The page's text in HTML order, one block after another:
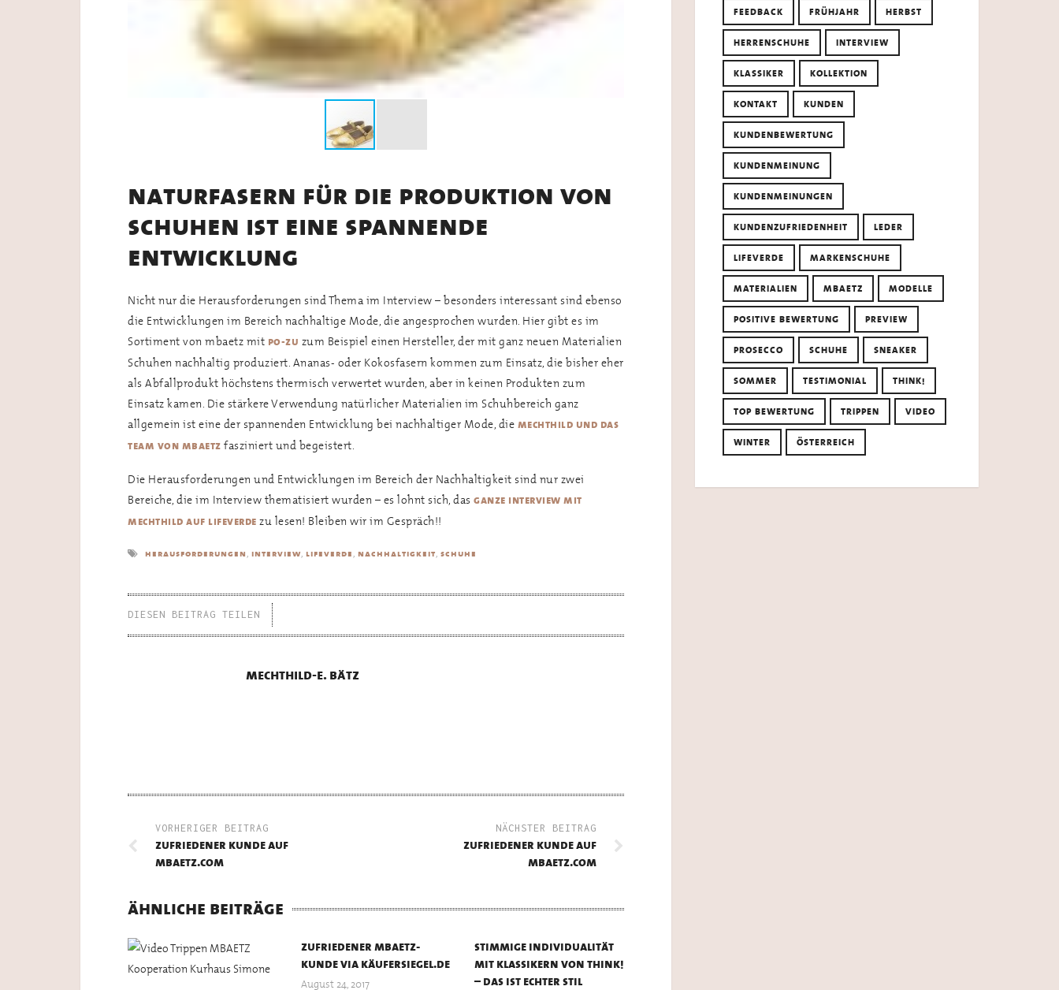
naturfasern für die produktion von
schuhen ist eine spannende
entwicklung
Nicht nur die Herausforderungen sind Thema im Interview – besonders interessant sind ebenso
die Entwicklungen im Bereich nachhaltige Mode, die angesprochen wurden. Hier gibt es im
Sortiment von mbaetz mit po-zu zum Beispiel einen Hersteller, der mit ganz neuen Materialien
Schuhen nachhaltig produziert. Ananas- oder Kokosfasern kommen zum Einsatz, die bisher eher
als Abfallprodukt höchstens thermisch verwertet wurden, aber in keinen Produkten zum
Einsatz kamen. Die stärkere Verwendung natürlicher Materialien im Schuhbereich ganz
allgemein ist eine der spannenden Entwicklung bei nachhaltiger Mode, die mechthild und das
team von mbaetz fasziniert und begeistert.
Die Herausforderungen und Entwicklungen im Bereich der Nachhaltigkeit sind nur zwei
Bereiche, die im Interview thematisiert wurden – es lohnt sich, das ganze interview mit
mechthild auf lifeverde zu lesen! Bleiben wir im Gespräch!!
herausforderungen , interview, lifeverde , nachhaltigkeit, schuhe
DIESEN BEITRAG TEILEN
mechthild-e. bätz
VORHERIGER BEITRAG
zufriedener kunde auf
mbaetz.com
NÄCHSTER BEITRAG
zufriedener kunde auf
mbaetz.com
ähnliche beiträge
zufriedener mbaetz-
kunde via käufersiegel.de
August 24, 2017
stimmige individualität
mit klassikern von think!
– das ist echter stil
FEEDBACK FRÜHJAHR HERBST
HERRENSCHUHE INTERVIEW
KLASSIKER KOLLEKTION
KONTAKT KUNDEN
KUNDENBEWERTUNG
KUNDENMEINUNG
KUNDENMEINUNGEN
KUNDENZUFRIEDENHEIT LEDER
LIFEVERDE MARKENSCHUHE
MATERIALIEN MBAETZ MODELLE
POSITIVE BEWERTUNG PREVIEW
PROSECCO SCHUHE SNEAKER
SOMMER TESTIMONIAL THINK!
TOP BEWERTUNG TRIPPEN VIDEO
WINTER ÖSTERREICH